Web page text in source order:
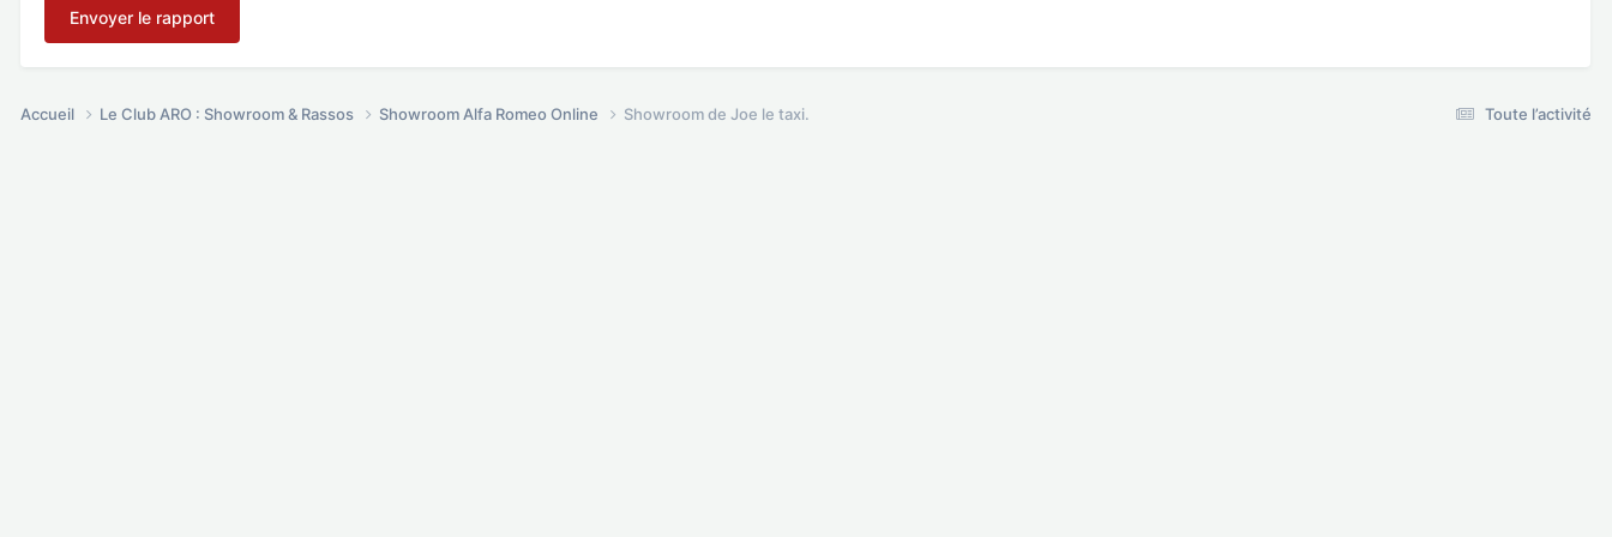
Envoyer le rapport
Toute l’activité
Accueil Le Club ARO : Showroom & Rassos Showroom Alfa Romeo Online Showroom de Joe le taxi.